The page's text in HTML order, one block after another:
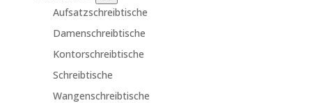
Aufsatzschreibtische
Damenschreibtische
Kontorschreibtische
Schreibtische
Wangenschreibtische